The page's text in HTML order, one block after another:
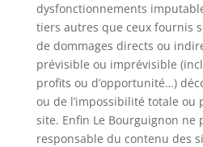
dysfonctionnements
tiers autres que ceux fournis
de dommages directs ou
prévisible ou imprévisible
profits ou d’opportunité…)
ou de l’impossibilité totale ou
site. Enfin Le Bourguignon ne
responsable du contenu des